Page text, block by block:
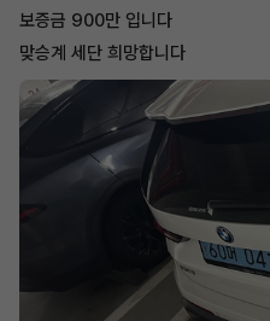
보증금 900만 입니다
맞승계 세단 희망합니다